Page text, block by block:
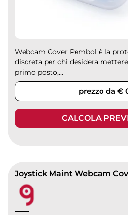
Webcam Cover Pembol è la
discreta per chi desidera
primo posto,...
prezzo da €
CALCOLA